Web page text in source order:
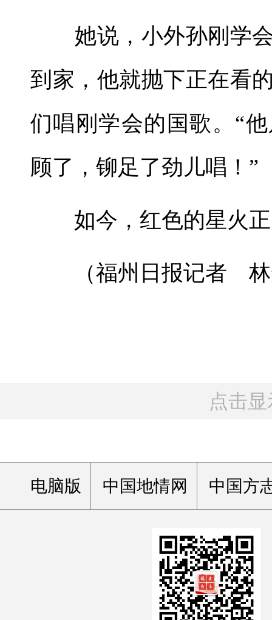
她说，小外孙刚学会
到家，他就抛下正在看
们唱刚学会的国歌。“
顾了，铆足了劲儿唱！”
如今，红色的星火正
（福州日报记者 林
点击
电脑版 中国地情网 中国方